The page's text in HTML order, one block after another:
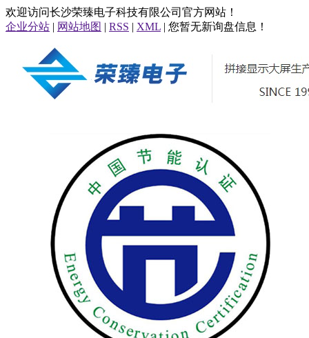
欢迎访问长沙荣臻电子科技有限公司官方网站！
企业分站 | 网站地图 | RSS | XML | 您暂无新询盘信息！